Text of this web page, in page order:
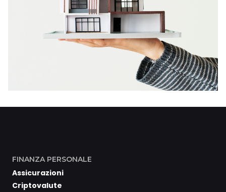
FINANZA PERSONALE
Assicurazioni
Criptovalute